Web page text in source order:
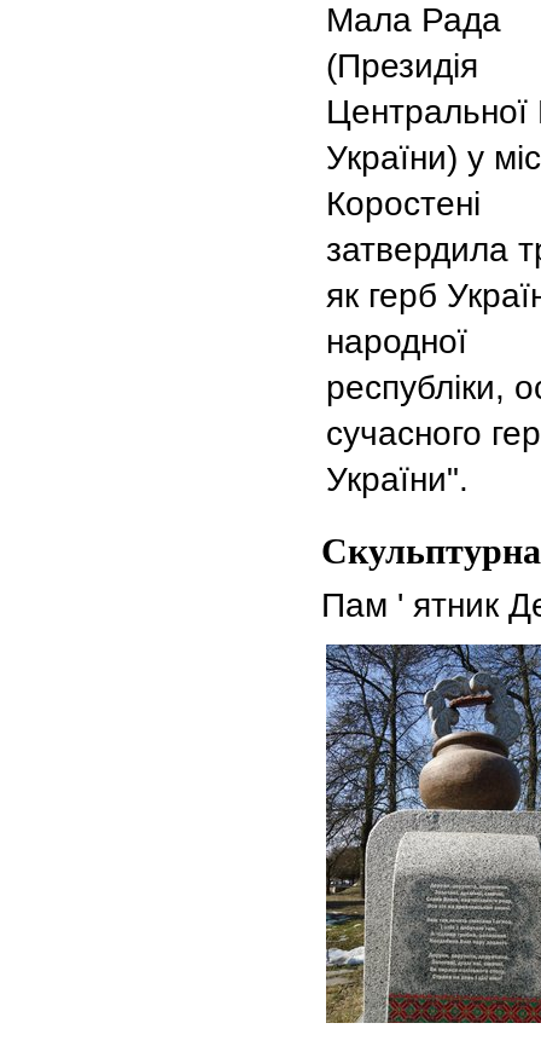
Мала Рада
(Президія
України) у
Коростені
затвердила
як герб
народної
республіки,
сучасного
України".
Пам ' ятник